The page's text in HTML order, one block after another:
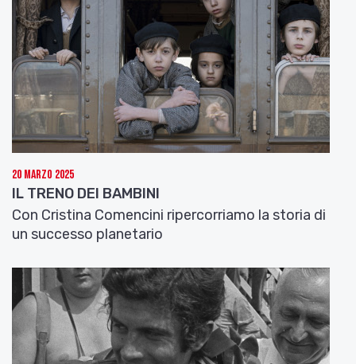
20 Marzo 2025
IL TRENO DEI BAMBINI
Con Cristina Comencini ripercorriamo la storia di
un successo planetario